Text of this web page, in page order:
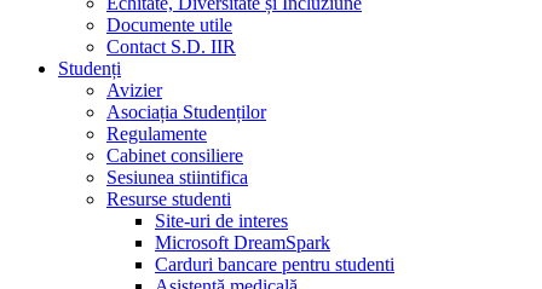
Documente utile
Contact S.D. IIR
Studenți
Avizier
Asociația Studenților
Regulamente
Cabinet consiliere
Sesiunea stiintifica
Resurse studenti
Site-uri de interes
Microsoft DreamSpark
Carduri bancare pentru studenti